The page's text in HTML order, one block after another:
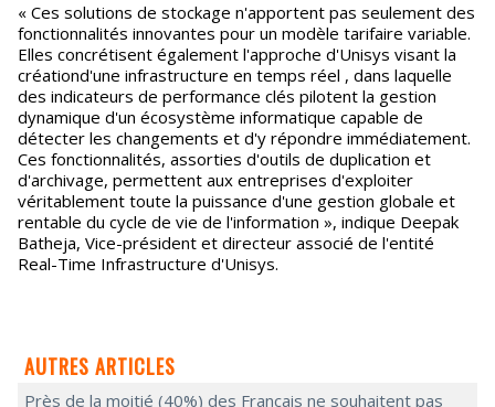
« Ces solutions de stockage n'apportent pas seulement des
fonctionnalités innovantes pour un modèle tarifaire variable.
Elles concrétisent également l'approche d'Unisys visant la
créationd'une infrastructure en temps réel , dans laquelle
des indicateurs de performance clés pilotent la gestion
dynamique d'un écosystème informatique capable de
détecter les changements et d'y répondre immédiatement.
Ces fonctionnalités, assorties d'outils de duplication et
d'archivage, permettent aux entreprises d'exploiter
véritablement toute la puissance d'une gestion globale et
rentable du cycle de vie de l'information », indique Deepak
Batheja, Vice-président et directeur associé de l'entité
Real-Time Infrastructure d'Unisys.
AUTRES ARTICLES
Près de la moitié (40%) des Français ne souhaitent pas